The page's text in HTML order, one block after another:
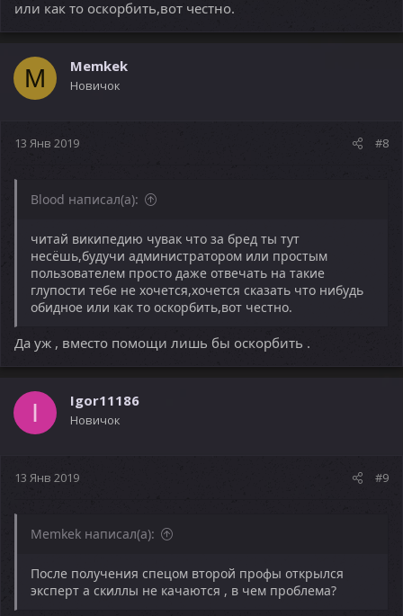
или как то оскорбить,вот честно.
M Memkek
Новичок
13 Янв 2019 #8
Blood написал(а):
читай википедию чувак что за бред ты тут
несёшь,будучи администратором или простым
пользователем просто даже отвечать на такие
глупости тебе не хочется,хочется сказать что нибудь
обидное или как то оскорбить,вот честно.
Да уж , вместо помощи лишь бы оскорбить .
I Igor11186
Новичок
13 Янв 2019 #9
Memkek написал(а):
После получения спецом второй профы открылся
эксперт а скиллы не качаются , в чем проблема?